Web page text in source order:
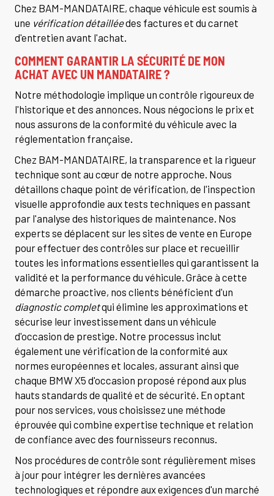
Chez BAM-MANDATAIRE, chaque véhicule est soumis à
une vérification détailléedes factures et du carnet
d'entretien avant l'achat.
COMMENT GARANTIR LA SÉCURITÉ DE MON
ACHAT AVEC UN MANDATAIRE ?
Notre méthodologie implique un contrôle rigoureux de
l'historique et des annonces. Nous négocions le prix et
nous assurons de la conformité du véhicule avec la
réglementation française.
Chez BAM-MANDATAIRE, la transparence et la rigueur
technique sont au cœur de notre approche. Nous
détaillons chaque point de vérification, de l'inspection
visuelle approfondie aux tests techniques en passant
par l'analyse des historiques de maintenance. Nos
experts se déplacent sur les sites de vente en Europe
pour effectuer des contrôles sur place et recueillir
toutes les informations essentielles qui garantissent la
validité et la performance du véhicule. Grâce à cette
démarche proactive, nos clients bénéficient d'un
diagnostic completqui élimine les approximations et
sécurise leur investissement dans un véhicule
d'occasion de prestige. Notre processus inclut
également une vérification de la conformité aux
normes européennes et locales, assurant ainsi que
chaque BMW X5 d'occasion proposé répond aux plus
hauts standards de qualité et de sécurité. En optant
pour nos services, vous choisissez une méthode
éprouvée qui combine expertise technique et relation
de confiance avec des fournisseurs reconnus.
Nos procédures de contrôle sont régulièrement mises
à jour pour intégrer les dernières avancées
technologiques et répondre aux exigences d'un marché